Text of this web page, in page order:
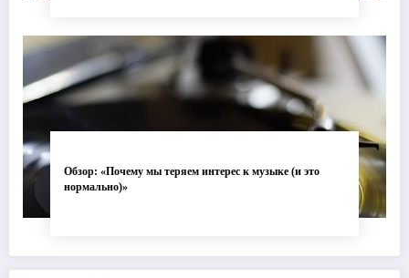
Обзор: «Почему мы теряем интерес к музыке (и это
нормально)»